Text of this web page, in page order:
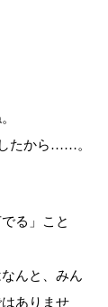
たから……。
る」こと
んと、みん
ありませ